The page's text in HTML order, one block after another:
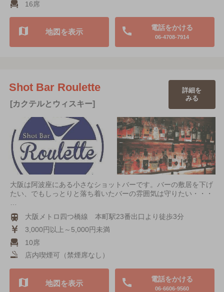
16席
電話をかける
06-4708-7914
地図を表示
Shot Bar Roulette
[カクテルとウィスキー]
詳細を
みる
大阪は阿波座にある小さなショットバーです。バーの敷居を下げ
たい、でもしっとりと落ち着いたバーの雰囲気は守りたい・・・
大阪メトロ四つ橋線 本町駅23番出口より徒歩3分
3,000円以上～5,000円未満
10席
店内喫煙可（禁煙席なし）
電話をかける
06-6606-9560
地図を表示